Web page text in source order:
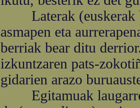
Laterak (euskerak
asmapen eta
berriak bear ditu
izkuntzaren pats-
gidarien arazo
Egitamuak